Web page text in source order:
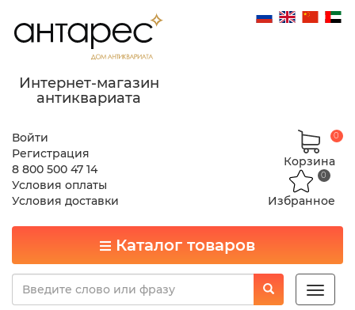
Интернет-магазин
антиквариата
Войти
Регистрация
8 800 500 47 14
Условия оплаты
Условия доставки
Корзина
0
Избранное
0
Каталог товаров
Toggle